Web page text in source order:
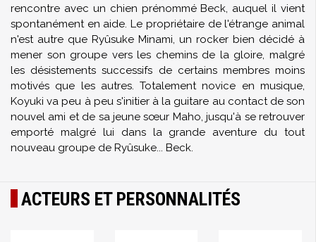
rencontre avec un chien prénommé Beck, auquel il vient
spontanément en aide. Le propriétaire de l'étrange animal
n'est autre que Ryûsuke Minami, un rocker bien décidé à
mener son groupe vers les chemins de la gloire, malgré
les désistements successifs de certains membres moins
motivés que les autres. Totalement novice en musique,
Koyuki va peu à peu s'initier à la guitare au contact de son
nouvel ami et de sa jeune sœur Maho, jusqu'à se retrouver
emporté malgré lui dans la grande aventure du tout
nouveau groupe de Ryûsuke... Beck.
ACTEURS ET PERSONNALITÉS